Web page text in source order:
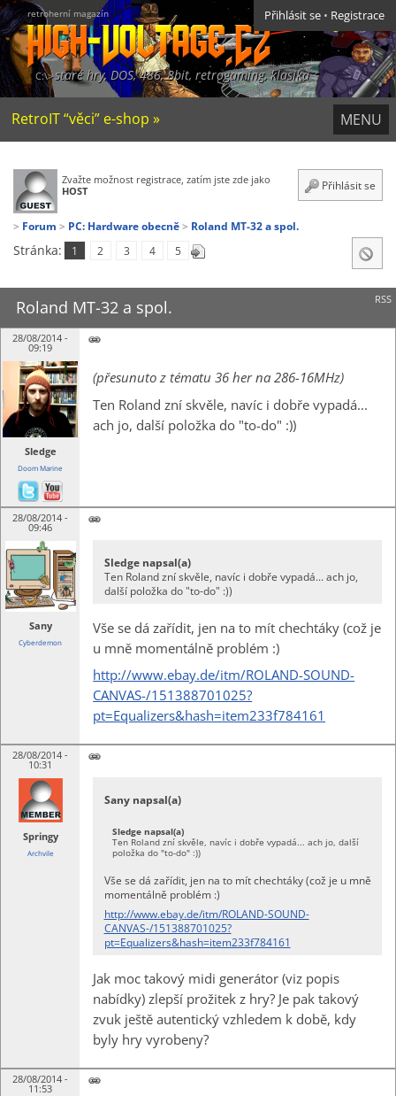
retroherní magazín
staré hry, DOS, 486, 8bit, retrogaming, klasika
Přihlásit se • Registrace
MENU
RetroIT “věci” e-shop »
Zvažte možnost registrace, zatím jste zde jako
HOST
Přihlásit se
Forum PC: Hardware obecně Roland MT-32 a spol.
Stránka: 1 2 3 4 5
RSS
Roland MT-32 a spol.
28/08/2014 -
09:19
Sledge
Doom Marine
(přesunuto z tématu 36 her na 286-16MHz)
Ten Roland zní skvěle, navíc i dobře vypadá...
ach jo, další položka do "to-do" :))
28/08/2014 -
09:46
Sany
Cyberdemon
Sledge napsal(a)
Ten Roland zní skvěle, navíc i dobře vypadá... ach jo,
další položka do "to-do" :))
Vše se dá zařídit, jen na to mít chechtáky (což je
u mně momentálně problém :)
http://www.ebay.de/itm/ROLAND-SOUND-
CANVAS-/151388701025?
pt=Equalizers&hash=item233f784161
28/08/2014 -
10:31
Springy
Archvile
Sany napsal(a)
Sledge napsal(a)
Ten Roland zní skvěle, navíc i dobře vypadá... ach jo, další
položka do "to-do" :))
Vše se dá zařídit, jen na to mít chechtáky (což je u mně
momentálně problém :)
http://www.ebay.de/itm/ROLAND-SOUND-
CANVAS-/151388701025?
pt=Equalizers&hash=item233f784161
Jak moc takový midi generátor (viz popis
nabídky) zlepší prožitek z hry? Je pak takový
zvuk ještě autentický vzhledem k době, kdy
byly hry vyrobeny?
28/08/2014 -
11:53